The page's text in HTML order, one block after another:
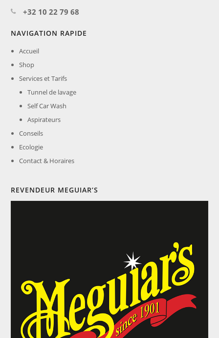
+32 10 22 79 68
NAVIGATION RAPIDE
Accueil
Shop
Services et Tarifs
Tunnel de lavage
Self Car Wash
Aspirateurs
Conseils
Ecologie
Contact & Horaires
REVENDEUR MEGUIAR’S